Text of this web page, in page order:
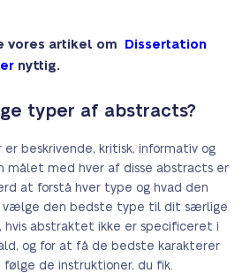
vores artikel om
Dissertation
nyttig.
typer af abstracts?
beskrivende, kritisk, informativ og
målet med hver af disse abstracts er
at forstå hver type og hvad den
vælge den bedste type til dit særlige
abstraktet ikke er specificeret i
og for at få de bedste karakterer
de instruktioner, du fik.